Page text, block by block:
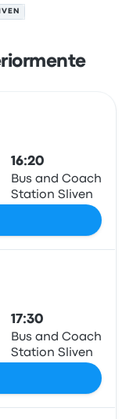
16:20
Bus and Coach
Station Sliven
17:30
Bus and Coach
Station Sliven